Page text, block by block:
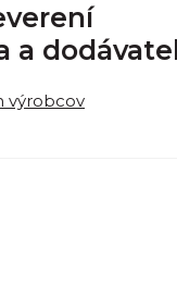
a
výrobcov